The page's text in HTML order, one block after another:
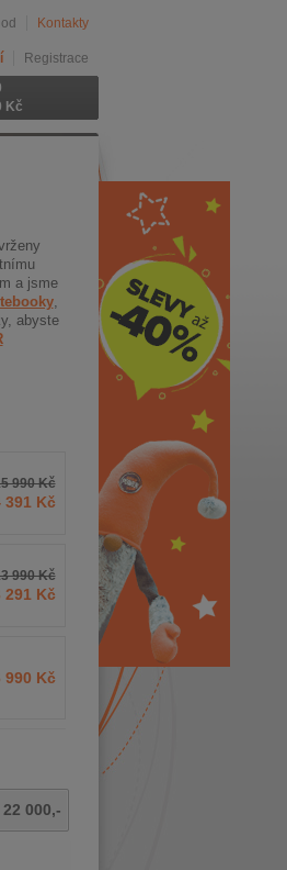
Kontakty
Registrace
Kč
a jsme
,
abyste
990 Kč
391 Kč
990 Kč
291 Kč
990 Kč
22 000,-